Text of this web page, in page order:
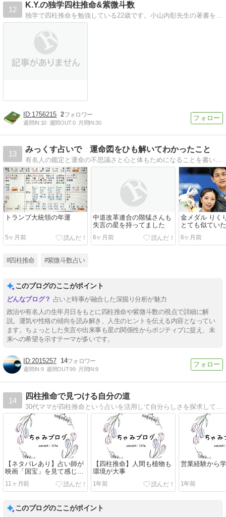
12
K.Y.の独学四柱推命&紫微斗数
独学で四柱推命を勉強している22歳です。小山内彰先生の著書を主に日々勉強しています。四柱推命と紫微斗数の研究を通じていろいろ伝えていきたいと思います。
1756215 2
週間IN:10 週間OUT:0 月間IN:30
13
みっくす占いで 運命図をひも解いてわかったこと
有名人の鑑定と運命の不思議さと心と体もためになることを書いています。
トランプ大統領の年運
5ヶ月前
中道改革連合の階猛さんも
失言の星を持ってました
6ヶ月前
金メダル りく
とても似てい
6ヶ月前
#四柱推命 #紫微斗数占い
このブログのここがポイント
占いと時事が融合した深掘り分析が魅力
政治や有名人の生年月日をもとに四柱推命や紫微斗数の視点で詳細に解
説。運気や性格の傾向を読み解き、人生のヒントを伝える内容となってい
ます。ちょっとした失言や出来事も星の関係性からポジティブに捉え、未
来への希望を示すテーマが多いです。
2015257 14
週間IN:9 週間OUT:99 月間IN:9
14
四柱推命で見つける自分の道
【ネタバレあり】占い師が
映画「国宝」を見て感じた
11ヶ月前
【四柱推命】人間も植物も
環境が大事
1年前
営業経験から
1年前
このブログのここがポイント